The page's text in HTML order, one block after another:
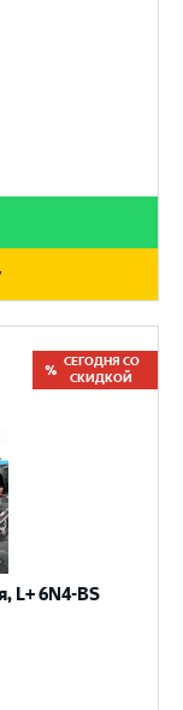
СЕГОДНЯ СО
СКИДКОЙ
L+ 6N4-BS